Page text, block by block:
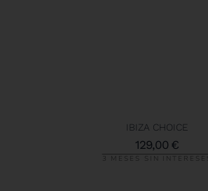
IBIZA CHOICE
129,00 €
3 MESES SIN INTERESES